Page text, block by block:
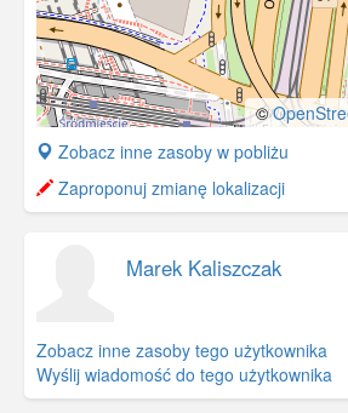
©
+
−
Zobacz inne zasoby w pobliżu
Zaproponuj zmianę lokalizacji
Marek Kaliszczak
Zobacz inne zasoby tego użytkownika
Wyślij wiadomość do tego użytkownika